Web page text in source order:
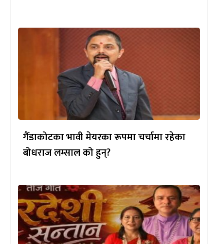
गैँडाकोटका भावी मेयरका रूपमा चर्चामा रहेका
बोधराज लम्साल को हुन्?